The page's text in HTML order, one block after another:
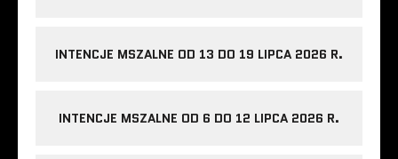
INTENCJE MSZALNE OD 13 DO 19 LIPCA 2026 R.
INTENCJE MSZALNE OD 6 DO 12 LIPCA 2026 R.